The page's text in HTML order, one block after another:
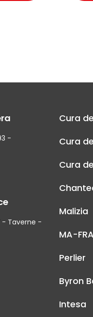
-
- Taverne -
Cura
Cura
Cura
Malizia
MA-FRA
Perlier
Byron
Intesa